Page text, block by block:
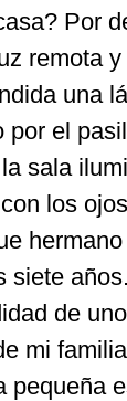
Por
remota
una
por el
sala
los
siete
de
mi
pequeña